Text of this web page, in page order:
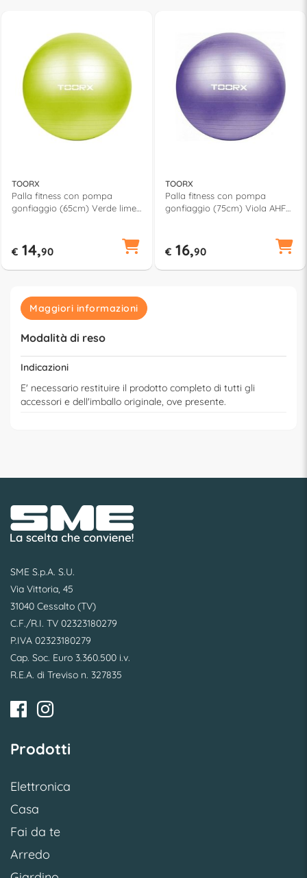
TOORX
Palla fitness con pompa
gonfiaggio (65cm) Verde lime
€ 14,90
TOORX
Palla fitness con pompa
gonfiaggio (75cm) Viola AHF
€ 16,90
Maggiori informazioni
Modalità di reso
Indicazioni
E' necessario restituire il prodotto completo di tutti gli
accessori e dell'imballo originale, ove presente.
SME S.p.A. S.U.
Via Vittoria, 45
31040 Cessalto (TV)
C.F./R.I. TV 02323180279
P.IVA 02323180279
Cap. Soc. Euro 3.360.500 i.v.
R.E.A. di Treviso n. 327835
Prodotti
Elettronica
Casa
Fai da te
Arredo